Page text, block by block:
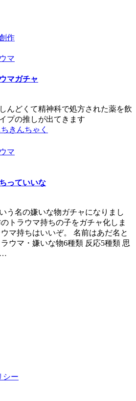
作
マ
マガチャ
んどくて精神科で処方された薬を飲
プの推しが出てきます
きんちゃく
マ
っていいな
う名の嫌いな物ガチャになりまし
トラウマ持ちの子をガチャ化しま
マ持ちはいいぞ。 名前はあだ名と
ウマ・嫌いな物6種類 反応5種類 思
…
シー